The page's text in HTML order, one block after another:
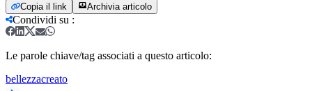
Copia il link Archivia articolo
Condividi su :
Le parole chiave/tag associati a questo articolo:
bellezzacreato